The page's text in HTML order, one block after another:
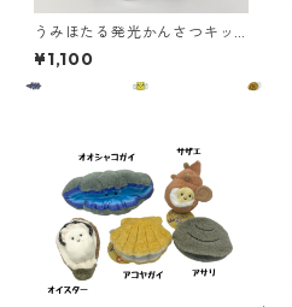
うみほたる発光かんさつキッ
ト ※購入数量3個以上
¥1,100